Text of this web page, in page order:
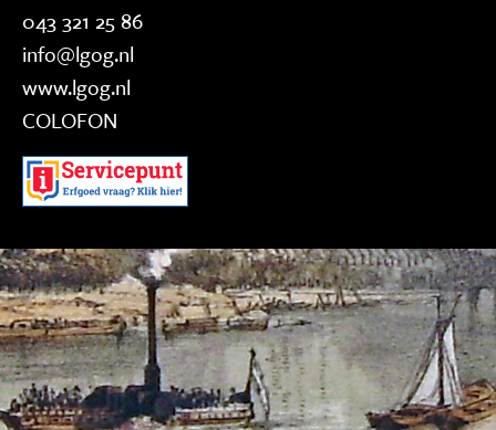
043 321 25 86
info@lgog.nl
www.lgog.nl
COLOFON